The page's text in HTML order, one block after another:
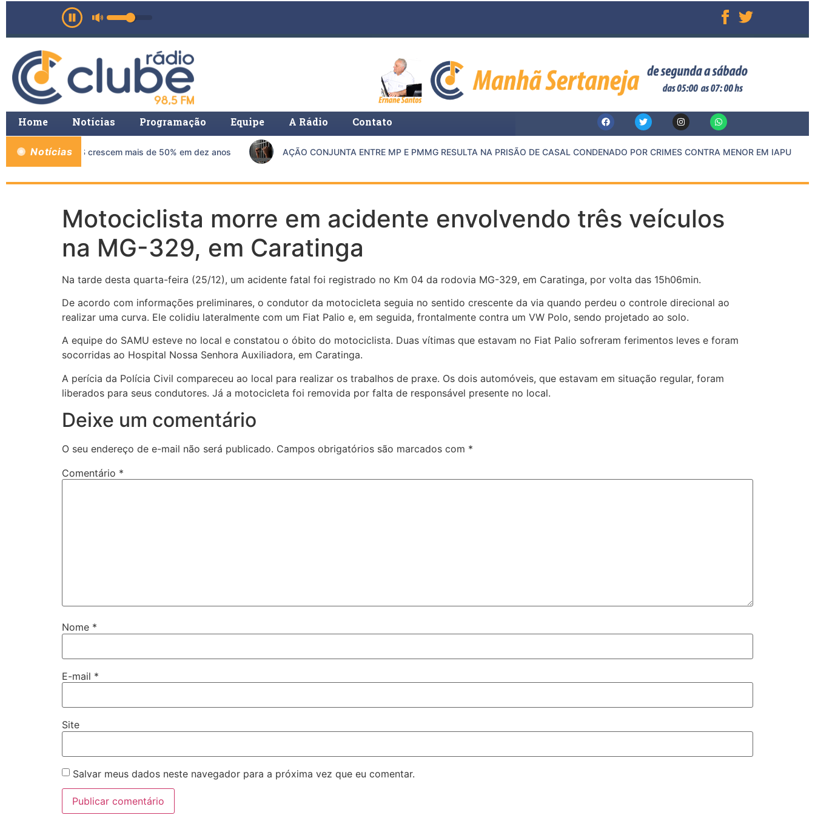
Home Notícias Programação Equipe A Rádio Contato
Notícias
de mama no SUS crescem mais de 50% em dez anos AÇÃO CONJUNTA ENTRE MP E PMMG RESULTA NA PRISÃO DE CASAL CONDENADO POR CRIMES CONTRA MENOR EM IAPU
Motociclista morre em acidente envolvendo três veículos
na MG-329, em Caratinga
Na tarde desta quarta-feira (25/12), um acidente fatal foi registrado no Km 04 da rodovia MG-329, em Caratinga, por volta das 15h06min.
De acordo com informações preliminares, o condutor da motocicleta seguia no sentido crescente da via quando perdeu o controle direcional ao
realizar uma curva. Ele colidiu lateralmente com um Fiat Palio e, em seguida, frontalmente contra um VW Polo, sendo projetado ao solo.
A equipe do SAMU esteve no local e constatou o óbito do motociclista. Duas vítimas que estavam no Fiat Palio sofreram ferimentos leves e foram
socorridas ao Hospital Nossa Senhora Auxiliadora, em Caratinga.
A perícia da Polícia Civil compareceu ao local para realizar os trabalhos de praxe. Os dois automóveis, que estavam em situação regular, foram
liberados para seus condutores. Já a motocicleta foi removida por falta de responsável presente no local.
Deixe um comentário
O seu endereço de e-mail não será publicado. Campos obrigatórios são marcados com *
Comentário *
Nome *
E-mail *
Site
Salvar meus dados neste navegador para a próxima vez que eu comentar.